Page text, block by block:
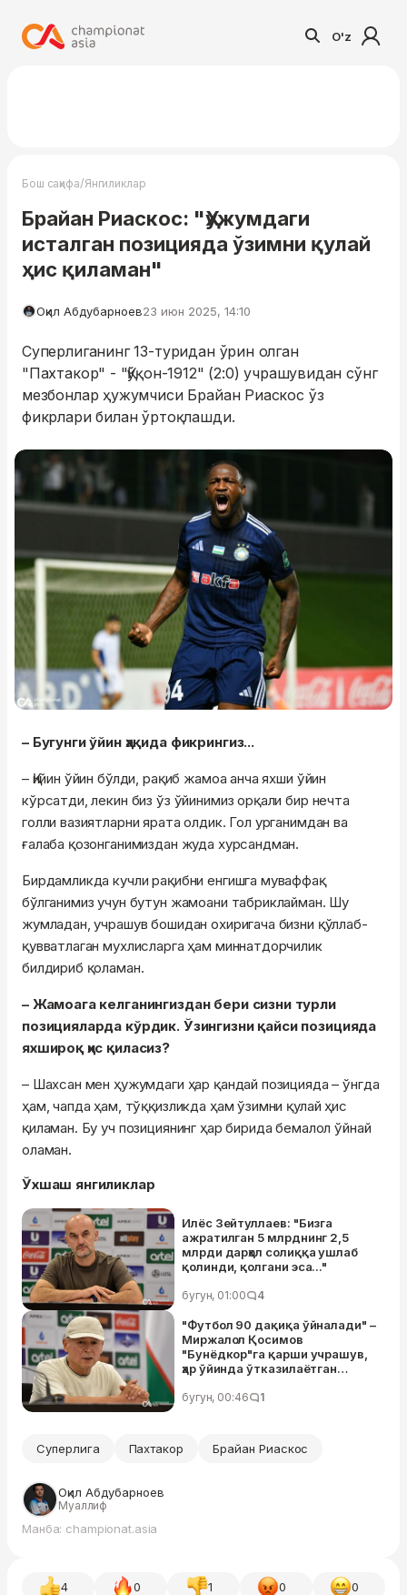
O'z
Бош саҳифа/Янгиликлар
Брайан Риаскос: "Ҳужумдаги
исталган позицияда ўзимни қулай
ҳис қиламан"
Оқил Абдубарноев23 июн 2025, 14:10
Суперлиганинг 13-туридан ўрин олган
"Пахтакор" - "Қўқон-1912" (2:0) учрашувидан сўнг
мезбонлар ҳужумчиси Брайан Риаскос ўз
фикрлари билан ўртоқлашди.
– Бугунги ўйин ҳақида фикрингиз...
– Қийин ўйин бўлди, рақиб жамоа анча яхши ўйин
кўрсатди, лекин биз ўз ўйинимиз орқали бир нечта
голли вазиятларни ярата олдик. Гол урганимдан ва
ғалаба қозонганимиздан жуда хурсандман.
Бирдамликда кучли рақибни енгишга муваффақ
бўлганимиз учун бутун жамоани табриклайман. Шу
жумладан, учрашув бошидан охиригача бизни қўллаб-
қувватлаган мухлисларга ҳам миннатдорчилик
билдириб қоламан.
– Жамоага келганингиздан бери сизни турли
позицияларда кўрдик. Ўзингизни қайси позицияда
яхшироқ ҳис қиласиз?
– Шахсан мен ҳужумдаги ҳар қандай позицияда – ўнгда
ҳам, чапда ҳам, тўққизликда ҳам ўзимни қулай ҳис
қиламан. Бу уч позициянинг ҳар бирида бемалол ўйнай
оламан.
Ўхшаш янгиликлар
Илёс Зейтуллаев: "Бизга
ажратилган 5 млрднинг 2,5
млрди дарҳол солиққа ушлаб
қолинди, қолгани эса..."
бугун, 01:00 4
"Футбол 90 дақиқа ўйналади" –
Миржалол Қосимов
"Бунёдкор"га қарши учрашув,
ҳар ўйинда ўтказилаётган
ҳақида гапирди
бугун, 00:46 1
Суперлига Пахтакор Брайан Риаскос
Оқил Абдубарноев
Муаллиф
Манба: championat.asia
4 0 1 0 0